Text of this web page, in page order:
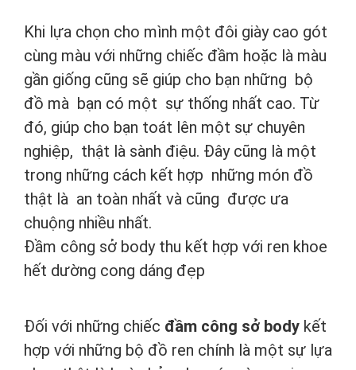
Khi lựa chọn cho mình một đôi giày cao gót
cùng màu với những chiếc đầm hoặc là màu
gần giống cũng sẽ giúp cho bạn những bộ
đồ mà bạn có một sự thống nhất cao. Từ
đó, giúp cho bạn toát lên một sự chuyên
nghiệp, thật là sành điệu. Đây cũng là một
trong những cách kết hợp những món đồ
thật là an toàn nhất và cũng được ưa
chuộng nhiều nhất.
Đầm công sở body thu kết hợp với ren khoe
hết dường cong dáng đẹp
Đối với những chiếc đầm công sở body kết
hợp với những bộ đồ ren chính là một sự lựa